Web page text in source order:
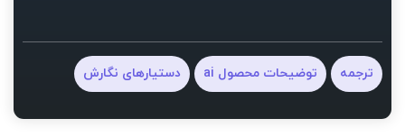
ترجمه توضیحات محصول ai دستیارهای نگارش